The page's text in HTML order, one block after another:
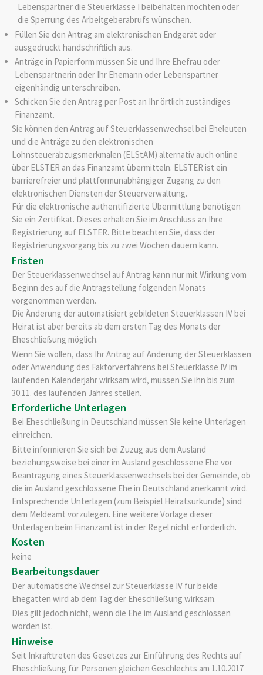
Lebenspartner die Steuerklasse I beibehalten möchten oder
die Sperrung des Arbeitgeberabrufs wünschen.
Füllen Sie den Antrag am elektronischen Endgerät oder
ausgedruckt handschriftlich aus.
Anträge in Papierform müssen Sie und Ihre Ehefrau oder
Lebenspartnerin oder Ihr Ehemann oder Lebenspartner
eigenhändig unterschreiben.
Schicken Sie den Antrag per Post an Ihr örtlich zuständiges
Finanzamt.
Sie können den Antrag auf Steuerklassenwechsel bei Eheleuten
und die Anträge zu den elektronischen
Lohnsteuerabzugsmerkmalen (ELStAM) alternativ auch online
über ELSTER an das Finanzamt übermitteln. ELSTER ist ein
barrierefreier und plattformunabhängiger Zugang zu den
elektronischen Diensten der Steuerverwaltung.
Für die elektronische authentifizierte Übermittlung benötigen
Sie ein Zertifikat. Dieses erhalten Sie im Anschluss an Ihre
Registrierung auf ELSTER. Bitte beachten Sie, dass der
Registrierungsvorgang bis zu zwei Wochen dauern kann.
Fristen
Der Steuerklassenwechsel auf Antrag kann nur mit Wirkung vom
Beginn des auf die Antragstellung folgenden Monats
vorgenommen werden.
Die Änderung der automatisiert gebildeten Steuerklassen IV bei
Heirat ist aber bereits ab dem ersten Tag des Monats der
Eheschließung möglich.
Wenn Sie wollen, dass Ihr Antrag auf Änderung der Steuerklassen
oder Anwendung des Faktorverfahrens bei Steuerklasse IV im
laufenden Kalenderjahr wirksam wird, müssen Sie ihn bis zum
30.11. des laufenden Jahres stellen.
Erforderliche Unterlagen
Bei Eheschließung in Deutschland müssen Sie keine Unterlagen
einreichen.
Bitte informieren Sie sich bei Zuzug aus dem Ausland
beziehungsweise bei einer im Ausland geschlossene Ehe vor
Beantragung eines Steuerklassenwechsels bei der Gemeinde, ob
die im Ausland geschlossene Ehe in Deutschland anerkannt wird.
Entsprechende Unterlagen (zum Beispiel Heiratsurkunde) sind
dem Meldeamt vorzulegen. Eine weitere Vorlage dieser
Unterlagen beim Finanzamt ist in der Regel nicht erforderlich.
Kosten
keine
Bearbeitungsdauer
Der automatische Wechsel zur Steuerklasse IV für beide
Ehegatten wird ab dem Tag der Eheschließung wirksam.
Dies gilt jedoch nicht, wenn die Ehe im Ausland geschlossen
worden ist.
Hinweise
Seit Inkrafttreten des Gesetzes zur Einführung des Rechts auf
Eheschließung für Personen gleichen Geschlechts am 1.10.2017